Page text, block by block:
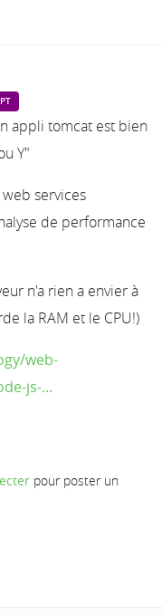
appli tomcat est bien
Y"
services
de performance
n'a rien a envier à
la RAM et le CPU!)
web-
js-...
pour poster un